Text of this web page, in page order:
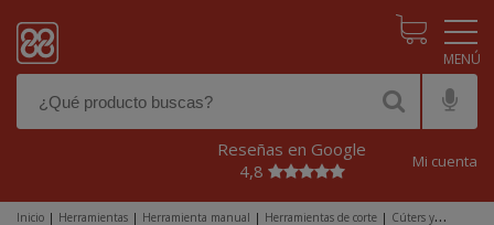
Reseñas en Google
4,8
Mi cuenta
Inicio | Herramientas | Herramienta manual | Herramientas de corte | Cúters y